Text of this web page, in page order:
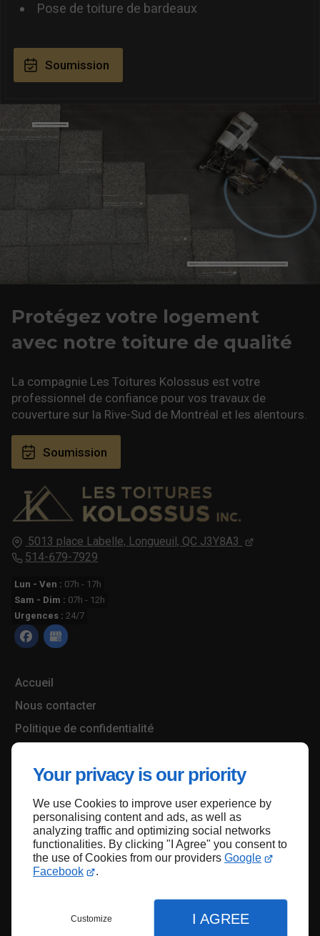
Your privacy is our priority
We use Cookies to improve user experience by
personalising content and ads, as well as
analyzing traffic and optimizing social networks
functionalities. By clicking "I Agree" you consent to
the use of Cookies from our providers Google
Facebook
.
Customize I AGREE
Pose de toiture de bardeaux
Soumission
5013 place Labelle, Longueuil, QC J3Y8A3
514-679-7929
Lun - Ven : 07h - 17h
Sam - Dim : 07h - 12h
Urgences :24/7
Accueil
Nous contacter
Politique de confidentialité
Protégez votre logement
avec notre toiture de qualité
La compagnie Les Toitures Kolossus est votre
professionnel de confiance pour vos travaux de
couverture sur la Rive-Sud de Montréal et les alentours.
Soumission
Haut de page